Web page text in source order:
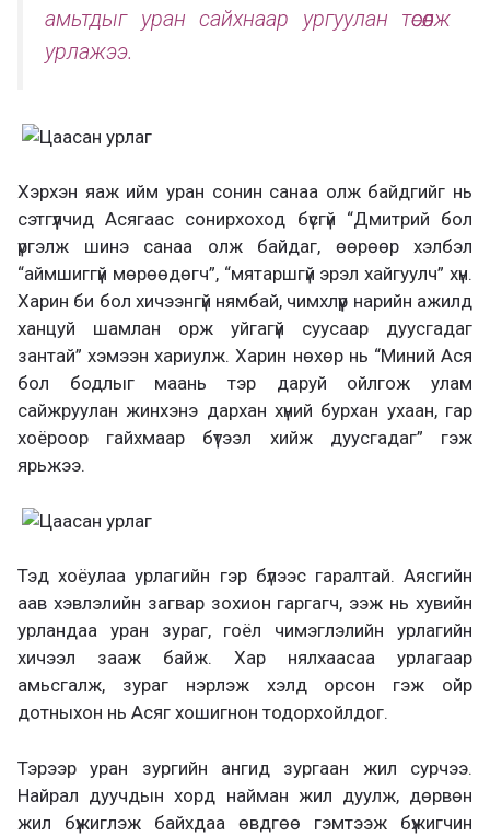
амьтдыг уран сайхнаар ургуулан төсөөлж
урлажээ.
Хэрхэн яаж ийм уран сонин санаа олж байдгийг нь
сэтгүүлчид Асягаас сонирхоход бүсгүй “Дмитрий бол
үргэлж шинэ санаа олж байдаг, өөрөөр хэлбэл
“аймшиггүй мөрөөдөгч”, “мятаршгүй эрэл хайгуулч” хүн.
Харин би бол хичээнгүй нямбай, чимхлүүр нарийн ажилд
ханцуй шамлан орж уйгагүй суусаар дуусгадаг
зантай” хэмээн хариулж. Харин нөхөр нь “Миний Ася
бол бодлыг маань тэр даруй ойлгож улам
сайжруулан жинхэнэ дархан хүний бурхан ухаан, гар
хоёроор гайхмаар бүтээл хийж дуусгадаг” гэж
ярьжээ.
Тэд хоёулаа урлагийн гэр бүлээс гаралтай. Аясгийн
аав хэвлэлийн загвар зохион гаргагч, ээж нь хувийн
урландаа уран зураг, гоёл чимэглэлийн урлагийн
хичээл зааж байж. Хар нялхаасаа урлагаар
амьсгалж, зураг нэрлэж хэлд орсон гэж ойр
дотныхон нь Асяг хошигнон тодорхойлдог.
Тэрээр уран зургийн ангид зургаан жил сурчээ.
Найрал дуучдын хорд найман жил дуулж, дөрвөн
жил бүжиглэж байхдаа өвдгөө гэмтээж бүжигчин